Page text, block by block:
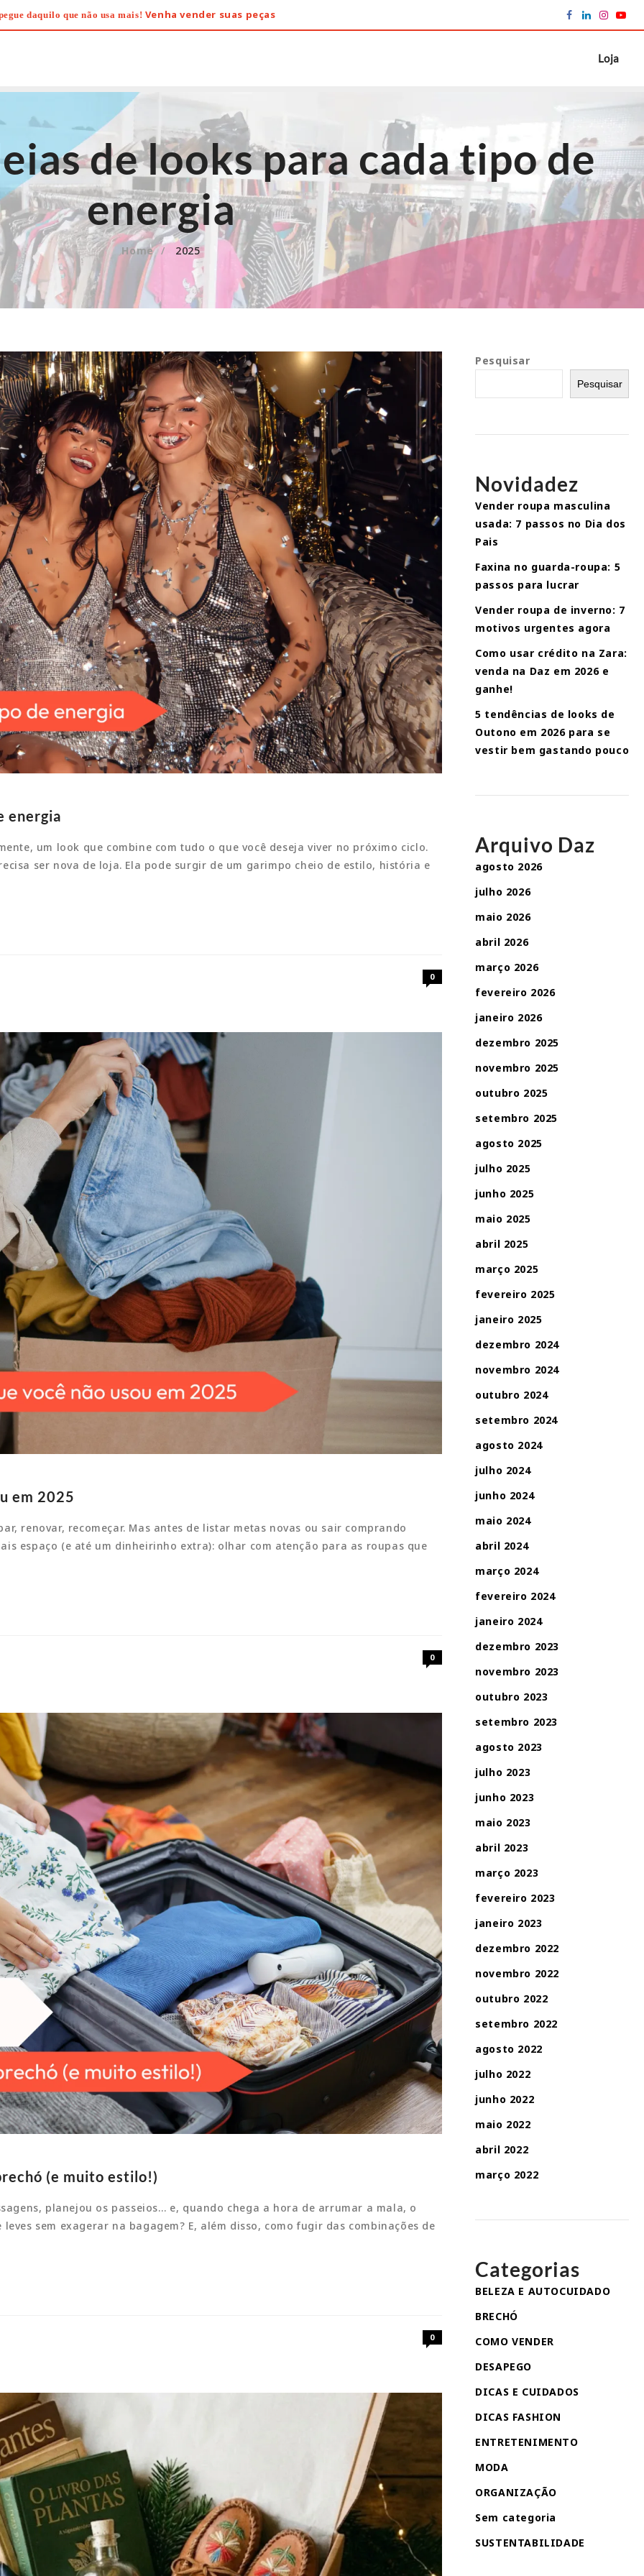
daquilo que não usa mais! Venha vender suas peças
Loja
de looks para cada tipo de
energia
Home 2025
energia
um look que combine com tudo o que você deseja viver no próximo ciclo.
ser nova de loja. Ela pode surgir de um garimpo cheio de estilo, história e
0
em 2025
renovar, recomeçar. Mas antes de listar metas novas ou sair comprando
espaço (e até um dinheirinho extra): olhar com atenção para as roupas que
0
(e muito estilo!)
planejou os passeios… e, quando chega a hora de arrumar a mala, o
sem exagerar na bagagem? E, além disso, como fugir das combinações de
0
Pesquisar
Pesquisar
Novidadez
Vender roupa masculina
usada: 7 passos no Dia dos
Pais
Faxina no guarda-roupa: 5
passos para lucrar
Vender roupa de inverno: 7
motivos urgentes agora
Como usar crédito na Zara:
venda na Daz em 2026 e
ganhe!
5 tendências de looks de
Outono em 2026 para se
vestir bem gastando pouco
Arquivo Daz
agosto 2026
julho 2026
maio 2026
abril 2026
março 2026
fevereiro 2026
janeiro 2026
dezembro 2025
novembro 2025
outubro 2025
setembro 2025
agosto 2025
julho 2025
junho 2025
maio 2025
abril 2025
março 2025
fevereiro 2025
janeiro 2025
dezembro 2024
novembro 2024
outubro 2024
setembro 2024
agosto 2024
julho 2024
junho 2024
maio 2024
abril 2024
março 2024
fevereiro 2024
janeiro 2024
dezembro 2023
novembro 2023
outubro 2023
setembro 2023
agosto 2023
julho 2023
junho 2023
maio 2023
abril 2023
março 2023
fevereiro 2023
janeiro 2023
dezembro 2022
novembro 2022
outubro 2022
setembro 2022
agosto 2022
julho 2022
junho 2022
maio 2022
abril 2022
março 2022
Categorias
BELEZA E AUTOCUIDADO
BRECHÓ
COMO VENDER
DESAPEGO
DICAS E CUIDADOS
DICAS FASHION
ENTRETENIMENTO
MODA
ORGANIZAÇÃO
Sem categoria
SUSTENTABILIDADE